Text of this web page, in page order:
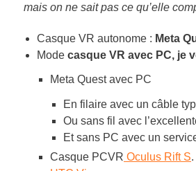
mais on ne sait pas ce qu’elle
Casque VR autonome : Meta
Modecasque VR avec PC, je
Meta Quest avec PC
En filaire avec un câble
Ou sans fil avec
Et sans PC avec un
Casque PCVR Oculus Rift S.